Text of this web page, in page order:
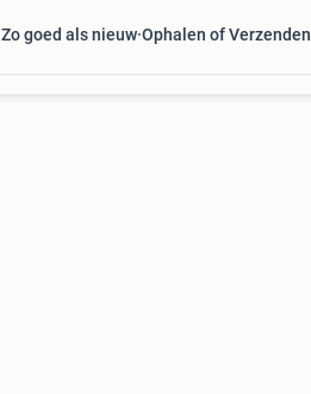
Zo goed als nieuw Ophalen of Verzenden